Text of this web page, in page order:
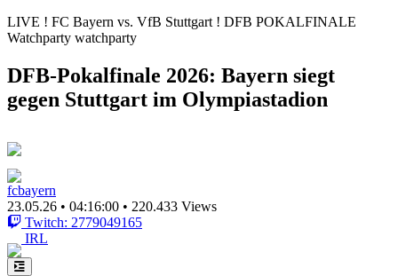
LIVE ! FC Bayern vs. VfB Stuttgart ! DFB POKALFINALE
Watchparty watchparty
DFB-Pokalfinale 2026: Bayern siegt
gegen Stuttgart im Olympiastadion
fcbayern
23.05.26 • 04:16:00 • 220.433 Views
Twitch: 2779049165
IRL